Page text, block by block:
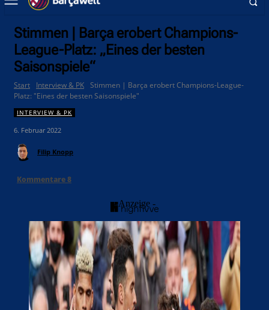
Stimmen | Barça erobert Champions-
League-Platz: „Eines der besten
Saisonspiele“
Start Interview & PK Stimmen | Barça erobert Champions-League-
Platz: "Eines der besten Saisonspiele"
INTERVIEW & PK
6. Februar 2022
Filip Knopp
Kommentare8
- Anzeige -